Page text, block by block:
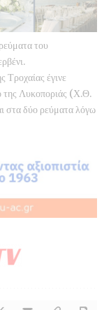
του
Τροχαίας έγινε
της Λυκοποριάς (Χ.Θ.
στα δύο ρεύματα λόγω